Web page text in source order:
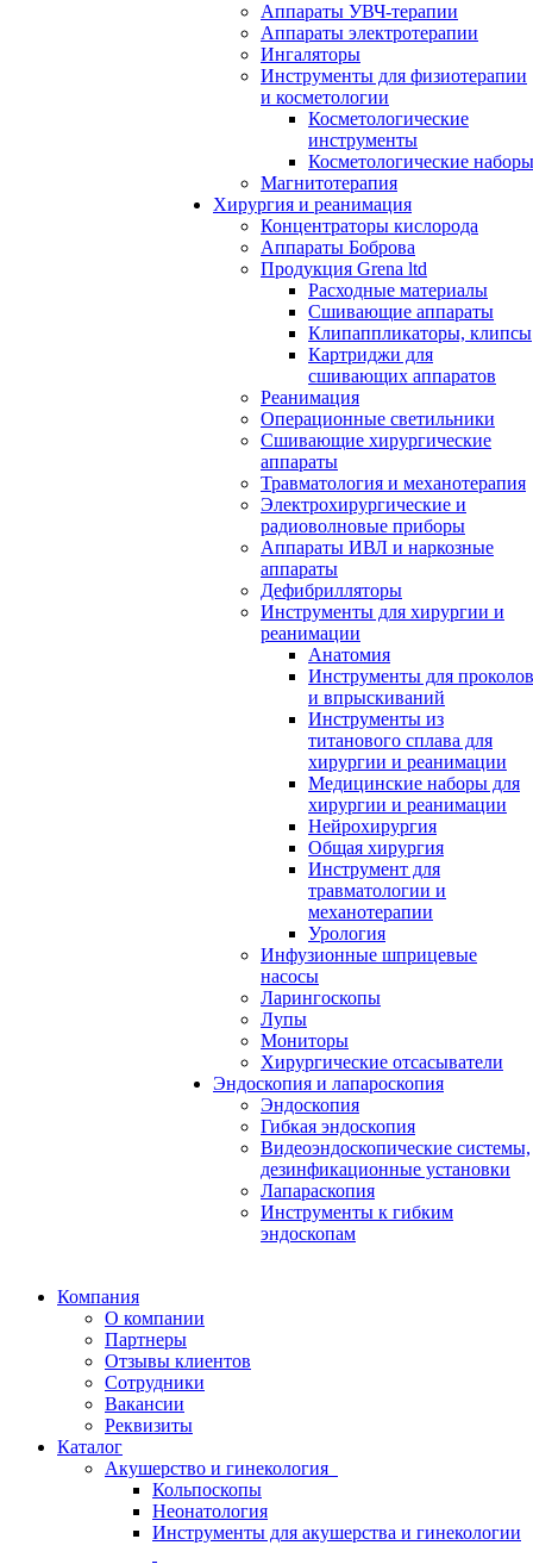
Аппараты УВЧ-терапии
Аппараты электротерапии
Ингаляторы
Инструменты для физиотерапии
и косметологии
Косметологические
инструменты
Косметологические наборы
Магнитотерапия
Хирургия и реанимация
Концентраторы кислорода
Аппараты Боброва
Продукция Grena ltd
Расходные материалы
Сшивающие аппараты
Клипаппликаторы, клипсы
Картриджи для
сшивающих аппаратов
Реанимация
Операционные светильники
Сшивающие хирургические
аппараты
Травматология и механотерапия
Электрохирургические и
радиоволновые приборы
Аппараты ИВЛ и наркозные
аппараты
Дефибрилляторы
Инструменты для хирургии и
реанимации
Анатомия
Инструменты для проколов
и впрыскиваний
Инструменты из
титанового сплава для
хирургии и реанимации
Медицинские наборы для
хирургии и реанимации
Нейрохирургия
Общая хирургия
Инструмент для
травматологии и
механотерапии
Урология
Инфузионные шприцевые
насосы
Ларингоскопы
Лупы
Мониторы
Хирургические отсасыватели
Эндоскопия и лапароскопия
Эндоскопия
Гибкая эндоскопия
Видеоэндоскопические системы,
дезинфикационные установки
Лапараскопия
Инструменты к гибким
эндоскопам
Компания
О компании
Партнеры
Отзывы клиентов
Сотрудники
Вакансии
Реквизиты
Каталог
Акушерство и гинекология
Кольпоскопы
Неонатология
Инструменты для акушерства и гинекологии